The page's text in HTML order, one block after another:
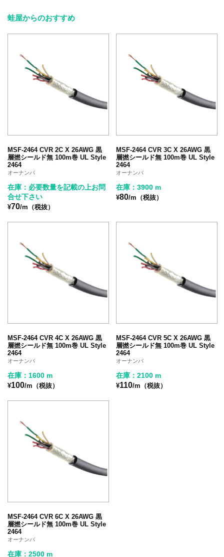
蛙屋からのおすすめ
MSF-2464 CVR 2C X 26AWG 黒
層撚シールド無 100m巻 UL Style
2464
オーナンバ
在庫：必要数量を記載の上お問
合せ下さい
¥70/m（税抜）
MSF-2464 CVR 3C X 26AWG 黒
層撚シールド無 100m巻 UL Style
2464
オーナンバ
在庫：3900 m
¥80/m（税抜）
MSF-2464 CVR 4C X 26AWG 黒
層撚シールド無 100m巻 UL Style
2464
オーナンバ
在庫：1600 m
¥100/m（税抜）
MSF-2464 CVR 5C X 26AWG 黒
層撚シールド無 100m巻 UL Style
2464
オーナンバ
在庫：2100 m
¥110/m（税抜）
MSF-2464 CVR 6C X 26AWG 黒
層撚シールド無 100m巻 UL Style
2464
オーナンバ
在庫：2500 m